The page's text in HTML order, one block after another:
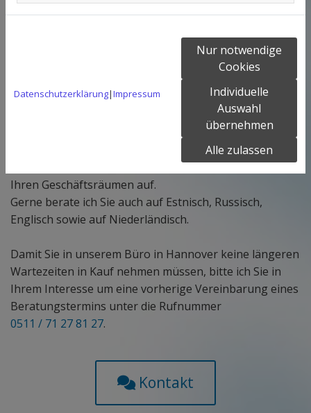
Ich bin bundesweit tätig und nehme die Interessen
Innerhalb meiner Rechtsgebiete stehe ich Ihnen bei
allen Fragen zur Verfügung. Eine kompetente
Rechtsberatung und eine sowohl gerichtliche als auch
außergerichtliche Vertretung können Sie von mir
erwarten. Dabei gehe ich stets diskret, kompetent und
schnell mit Ihren Fragen und Problemen um.
Selbstverständlich suche ich Sie auf Wunsch auch in
Ihren Geschäftsräumen auf.
Gerne berate ich Sie auch auf Estnisch, Russisch,
Englisch sowie auf Niederländisch.
Damit Sie in unserem Büro in Hannover keine längeren
Wartezeiten in Kauf nehmen müssen, bitte ich Sie in
Ihrem Interesse um eine vorherige Vereinbarung eines
Beratungstermins unter die Rufnummer
0511 / 71 27 81 27.
Kontakt
Datenschutzerklärung|Impressum
Nur notwendige
Cookies
Individuelle
Auswahl
übernehmen
Alle zulassen